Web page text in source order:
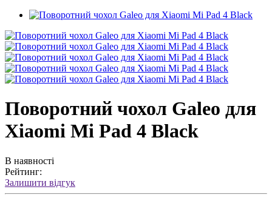
Поворотний чохол Galeo для
Xiaomi Mi Pad 4 Black
В наявності
Рейтинг:
Залишити відгук